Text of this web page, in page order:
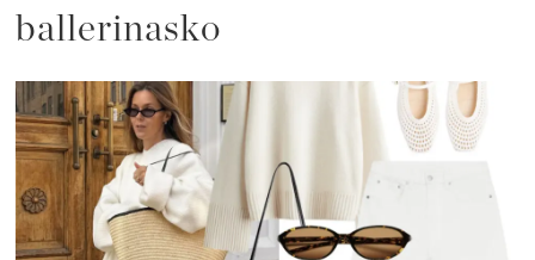
ballerinasko